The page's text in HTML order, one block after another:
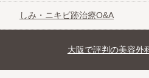
しみ・ニキビ跡治療O&A
大阪で評判の美容外